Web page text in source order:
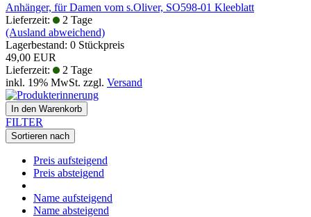
Anhänger, für Damen vom s.Oliver, SO598-01 Kleeblatt
Lieferzeit:
2 Tage
(Ausland abweichend)
Lagerbestand: 0 Stückpreis
49,00 EUR
Lieferzeit:
2 Tage
inkl. 19% MwSt. zzgl. Versand
In den Warenkorb
FILTER
Sortieren nach
Preis aufsteigend
Preis absteigend
Name aufsteigend
Name absteigend